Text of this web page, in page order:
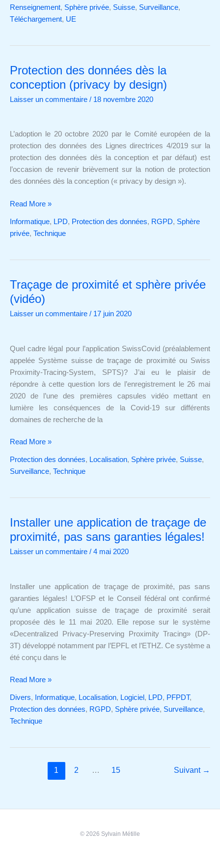
Renseignement, Sphère privée, Suisse, Surveillance,
Téléchargement, UE
Protection des données dès la
conception (privacy by design)
Laisser un commentaire / 18 novembre 2020
L’adoption le 20 octobre 2020 par le Comité européen de la
protection des données des Lignes directrices 4/2019 sur la
protection des données dès la conception et par défaut) est
l’occasion de revenir brièvement sur la notion de protection
des données dès la conception (« privacy by design »).
Protection
des
dès
(privacy
by
design)
Read More »
Informatique, LPD, Protection des données, RGPD, Sphère
privée, Technique
Traçage de proximité et sphère privée
(vidéo)
Laisser un commentaire / 17 juin 2020
Quel cadre légal pour l’application SwissCovid (préalablement
appelée Système suisse de traçage de proximité ou Swiss
Proximity-Tracing-System, SPTS)? J’ai eu le plaisir de
répondre à cette question lors de l’enregistrement le 26 mai
2020 de l’une des premières capsules vidéo mettant en
lumière les conséquences de la Covid-19 sur différents
domaines de recherche de la
Traçage
de
proximité
et
(vidéo)
Read More »
Protection des données, Localisation, Sphère privée, Suisse,
Surveillance, Technique
Installer une application de traçage de
proximité, pas sans garanties légales!
Laisser un commentaire / 4 mai 2020
Installer une application de traçage de proximité, pas sans
garanties légales! L’OFSP et le Conseil fédéral ont confirmé
qu’une application suisse de traçage de proximité serait
proposée dès le 11 mai 2020. Elle repose sur le système
«Decentralized Privacy-Preserving Proximity Tracing» (DP-
3T) développé notamment par l’EPFL et l’ETHZ. Ce système a
été conçu dans le
Installer
une
application
de
pas
sans
garanties
Read More »
Divers, Informatique, Localisation, Logiciel , LPD, PFPDT,
Protection des données, RGPD, Sphère privée, Surveillance,
Technique
1 2 … 15 Suivant →
© 2026 Sylvain Métille